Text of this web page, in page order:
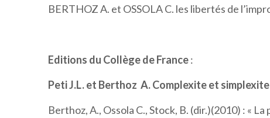
BERTHOZ A. et OSSOLA C. les libertés de
Editions du Collège de France:
Peti J.L. et Berthoz A. Complexite et
Berthoz, A., Ossola C., Stock, B. (dir.)(2010) : «